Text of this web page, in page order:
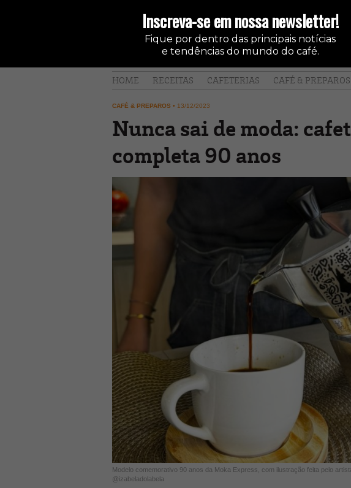
Inscreva-se em nossa newsletter!
Fique por dentro das principais notícias
e tendências do mundo do café.
HOME RECEITAS CAFETERIAS CAFÉ & PREPAROS
CAFÉ & PREPAROS • 13/12/2023
Nunca sai de moda:
completa 90 anos
Modelo comemorativo 90 anos da Moka Express, com ilustração feita pelo
@izabeladolabela